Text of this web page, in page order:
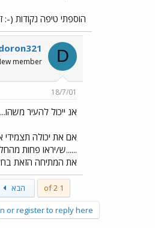
הוספתי טיפה נקודות (-:
D
member
18/7/01
אנ ייכול להעיר
אם את יכולה תצמידי
......ש/יראו פחות
את המתיחה הזאת
1 of 2 הבא
or register to reply here.